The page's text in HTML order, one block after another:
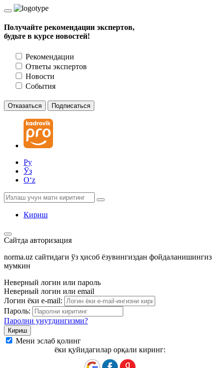
Получайте рекомендации экспертов,
будьте в курсе новостей!
Рекомендации
Ответы экспертов
Новости
События
Отказаться Подписаться
Ру
Ўз
Oʻz
Кириш
Сайтда авторизация
norma.uz сайтидаги ўз ҳисоб ёзувингиздан фойдаланишингиз
мумкин
Неверный логин или пароль
Неверный логин или email
Логин ёки e-mail:
Пароль:
Паролни унутдингизми?
Мени эслаб қолинг
ёки қуйидагилар орқали киринг: